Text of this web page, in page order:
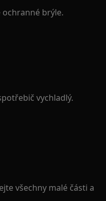
brýle.
vychladlý.
všechny malé části a